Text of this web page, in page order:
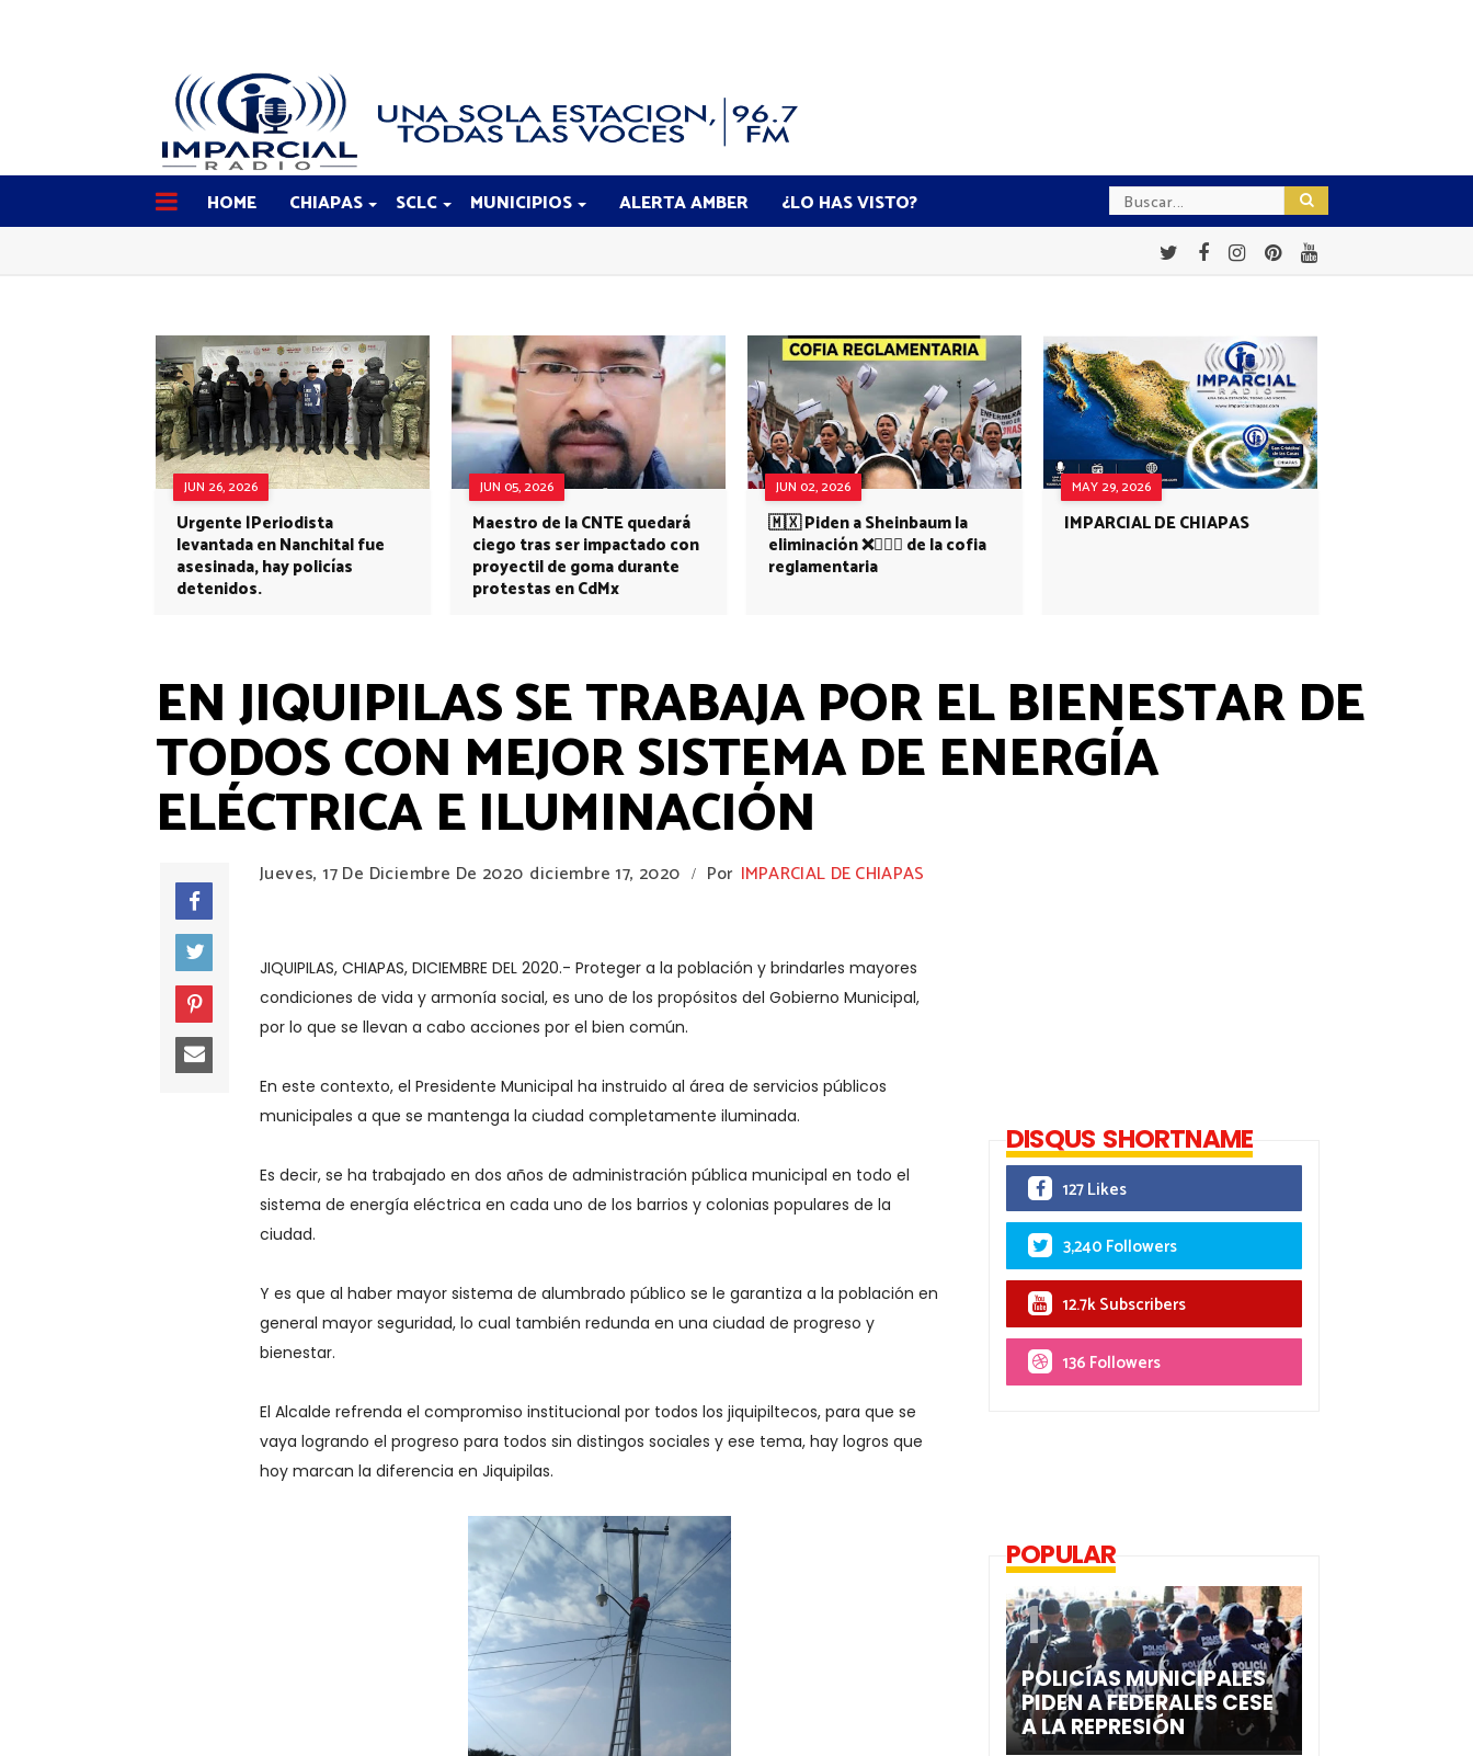
HOME CHIAPAS SCLC MUNICIPIOS ALERTA AMBER ¿LO HAS VISTO?
JUN 26, 2026
Urgente |Periodista
levantada en Nanchital fue
asesinada, hay policías
detenidos.
JUN 05, 2026
Maestro de la CNTE quedará
ciego tras ser impactado con
proyectil de goma durante
protestas en CdMx
JUN 02, 2026
🇲🇽 Piden a Sheinbaum la
eliminación ❌👩🏻‍⚕️ de la cofia
reglamentaria
MAY 29, 2026
IMPARCIAL DE CHIAPAS
EN JIQUIPILAS SE TRABAJA POR EL BIENESTAR DE
TODOS CON MEJOR SISTEMA DE ENERGÍA
ELÉCTRICA E ILUMINACIÓN
Jueves, 17 De Diciembre De 2020 diciembre 17, 2020 / Por IMPARCIAL DE CHIAPAS
JIQUIPILAS, CHIAPAS, DICIEMBRE DEL 2020.- Proteger a la población y brindarles mayores
condiciones de vida y armonía social, es uno de los propósitos del Gobierno Municipal,
por lo que se llevan a cabo acciones por el bien común.
En este contexto, el Presidente Municipal ha instruido al área de servicios públicos
municipales a que se mantenga la ciudad completamente iluminada.
Es decir, se ha trabajado en dos años de administración pública municipal en todo el
sistema de energía eléctrica en cada uno de los barrios y colonias populares de la
ciudad.
Y es que al haber mayor sistema de alumbrado público se le garantiza a la población en
general mayor seguridad, lo cual también redunda en una ciudad de progreso y
bienestar.
El Alcalde refrenda el compromiso institucional por todos los jiquipiltecos, para que se
vaya logrando el progreso para todos sin distingos sociales y ese tema, hay logros que
hoy marcan la diferencia en Jiquipilas.
DISQUS SHORTNAME
127 Likes
3,240 Followers
12.7k Subscribers
136 Followers
POPULAR
POLICÍAS MUNICIPALES
PIDEN A FEDERALES CESE
A LA REPRESIÓN